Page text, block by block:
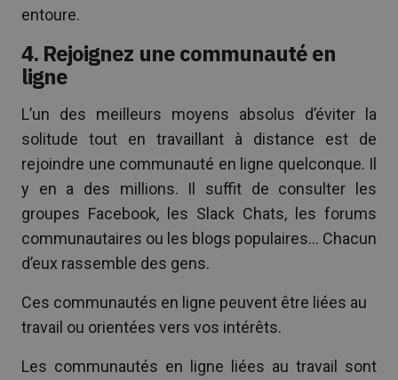
entoure.
4. Rejoignez une communauté en
ligne
L’un des meilleurs moyens absolus d’éviter la
solitude tout en travaillant à distance est de
rejoindre une communauté en ligne quelconque. Il
y en a des millions. Il suffit de consulter les
groupes Facebook, les Slack Chats, les forums
communautaires ou les blogs populaires… Chacun
d’eux rassemble des gens.
Ces communautés en ligne peuvent être liées au
travail ou orientées vers vos intérêts.
Les communautés en ligne liées au travail sont